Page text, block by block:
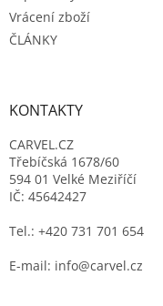
Vrácení zboží
ČLÁNKY
KONTAKTY
CARVEL.CZ
Třebíčská 1678/60
594 01 Velké Meziříčí
IČ: 45642427
Tel.: +420 731 701 654
E-mail: info@carvel.cz